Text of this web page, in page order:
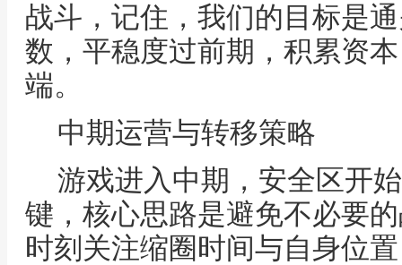
战斗，记住，我们的目标是
数，平稳度过前期，积累资
端。
中期运营与转移策略
游戏进入中期，安全区开
键，核心思路是避免不必要
时刻关注缩圈时间与自身位